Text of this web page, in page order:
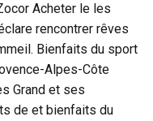
Acheter le les
rencontrer rêves
Bienfaits du sport
Alpes-Côte
Grand et ses
de et bienfaits du